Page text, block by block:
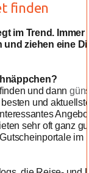
finden
im Trend.
ziehen eine
und dann
und
sehr oft ganz